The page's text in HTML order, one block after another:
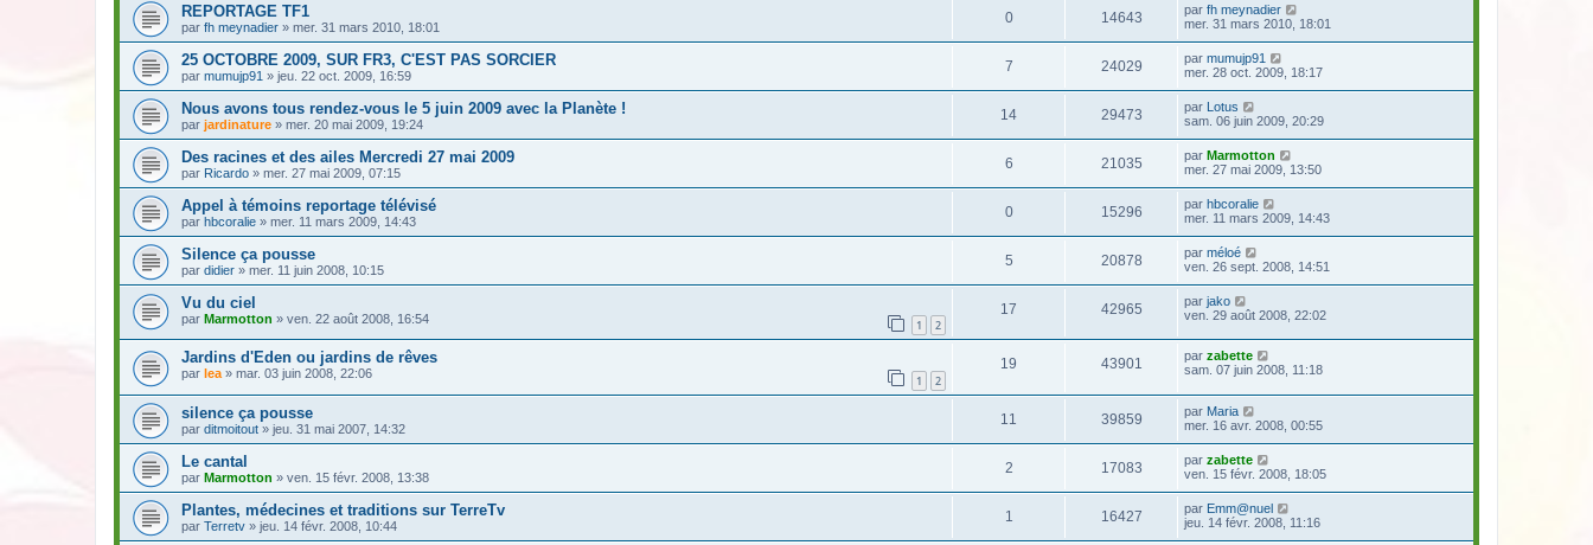
REPORTAGE TF1
par fh meynadier » mer. 31 mars 2010, 18:01
0 14643 par fh meynadier
mer. 31 mars 2010, 18:01
25 OCTOBRE 2009, SUR FR3, C'EST PAS SORCIER
par mumujp91 » jeu. 22 oct. 2009, 16:59
7 24029 par mumujp91
mer. 28 oct. 2009, 18:17
Nous avons tous rendez-vous le 5 juin 2009 avec la Planète !
par jardinature » mer. 20 mai 2009, 19:24
14 29473 par Lotus
sam. 06 juin 2009, 20:29
Des racines et des ailes Mercredi 27 mai 2009
par Ricardo » mer. 27 mai 2009, 07:15
6 21035 par Marmotton
mer. 27 mai 2009, 13:50
Appel à témoins reportage télévisé
par hbcoralie » mer. 11 mars 2009, 14:43
0 15296 par hbcoralie
mer. 11 mars 2009, 14:43
Silence ça pousse
par didier » mer. 11 juin 2008, 10:15
5 20878 par méloé
ven. 26 sept. 2008, 14:51
Vu du ciel
par Marmotton » ven. 22 août 2008, 16:54 1 2
17 42965 par jako
ven. 29 août 2008, 22:02
Jardins d'Eden ou jardins de rêves
par lea » mar. 03 juin 2008, 22:06 1 2
19 43901 par zabette
sam. 07 juin 2008, 11:18
silence ça pousse
par ditmoitout » jeu. 31 mai 2007, 14:32
11 39859 par Maria
mer. 16 avr. 2008, 00:55
Le cantal
par Marmotton » ven. 15 févr. 2008, 13:38
2 17083 par zabette
ven. 15 févr. 2008, 18:05
Plantes, médecines et traditions sur TerreTv
par Terretv » jeu. 14 févr. 2008, 10:44
1 16427 par Emm@nuel
jeu. 14 févr. 2008, 11:16